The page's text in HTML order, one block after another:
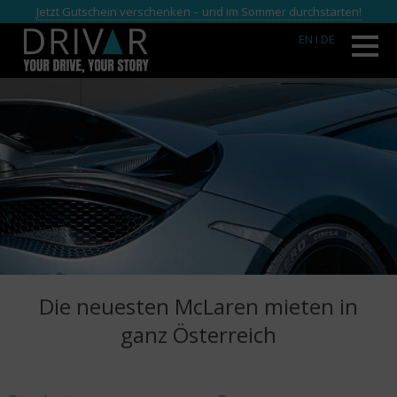
Jetzt Gutschein verschenken – und im Sommer durchstarten!
EN I DE
Die neuesten McLaren mieten in
ganz Österreich